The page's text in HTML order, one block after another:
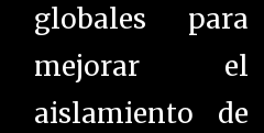
globales para
mejorar el
aislamiento de